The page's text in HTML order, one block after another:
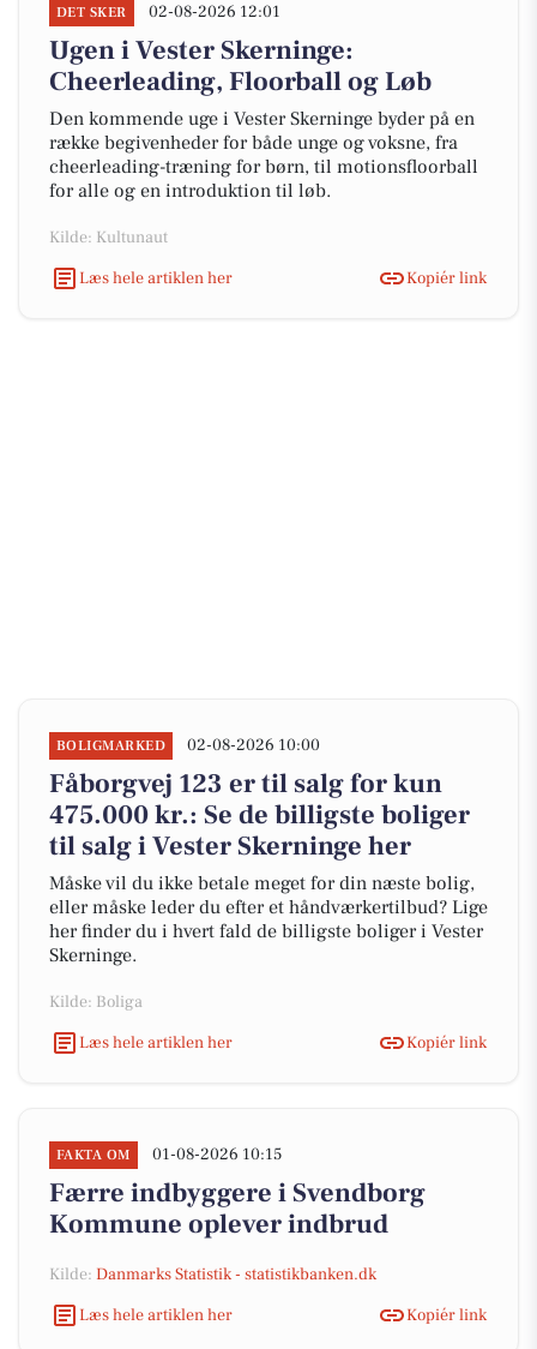
DET SKER 02-08-2026 12:01
Ugen i Vester Skerninge:
Cheerleading, Floorball og Løb
Den kommende uge i Vester Skerninge byder på en
række begivenheder for både unge og voksne, fra
cheerleading-træning for børn, til motionsfloorball
for alle og en introduktion til løb.
Kilde: Kultunaut
Læs hele artiklen her
Kopiér link
BOLIGMARKED 02-08-2026 10:00
Fåborgvej 123 er til salg for kun
475.000 kr.: Se de billigste boliger
til salg i Vester Skerninge her
Måske vil du ikke betale meget for din næste bolig,
eller måske leder du efter et håndværkertilbud? Lige
her finder du i hvert fald de billigste boliger i Vester
Skerninge.
Kilde: Boliga
Læs hele artiklen her
Kopiér link
FAKTA OM 01-08-2026 10:15
Færre indbyggere i Svendborg
Kommune oplever indbrud
Kilde: Danmarks Statistik - statistikbanken.dk
Læs hele artiklen her
Kopiér link